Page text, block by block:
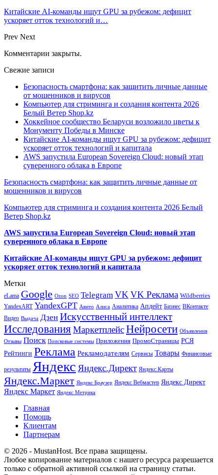
Китайские AI-команды ищут GPU за рубежом: дефицит
ускоряет отток технологий и…
Prev Next
Комментарии закрыты.
Свежие записи
Безопасность смартфона: как защитить личные данные
от мошенников и вирусов
Компьютер для стриминга и создания контента 2026
Белый Ветер Shop.kz
Хоккейное сообщество Беларуси возложило цветы к
Монументу Победы в Минске
Китайские AI-команды ищут GPU за рубежом: дефицит
ускоряет отток технологий и капитала
AWS запустила European Sovereign Cloud: новый этап
суверенного облака в Европе
Безопасность смартфона: как защитить личные данные от
мошенников и вирусов
Компьютер для стриминга и создания контента 2026 Белый
Ветер Shop.kz
AWS запустила European Sovereign Cloud: новый этап
суверенного облака в Европе
Китайские AI-команды ищут GPU за рубежом: дефицит
ускоряет отток технологий и капитала
Метки
eLama Google Ozon SEO Telegram VKVK Реклама Wildberries
YandexART YandexGPT Авито Алиса Аналитика Апдейт Бизнес ВКонтакте
Видео Выдача Дзен Искусственный интеллект
Исследования МаркетплейсНейросети Объявления
Отзывы Поиск Поисковые системы Приложения ПромоСтраницы РСЯ
Рейтинги Реклама Рекламодателям Сервисы Товары Финансовые
результаты Яндекс Яндекс.Директ Яндекс.Карты
Яндекс.Маркет Яндекс Браузер Яндекс Вебмастер Яндекс Директ
Яндекс Маркет Яндекс Метрика
Главная
Помощь
Клиентам
Партнерам
© 2026 - MustanHost. Все права защищены.
Любое копирование материалов с нашего ресурса разрешается
только с обратной активной ссылкой на страницу статьи.